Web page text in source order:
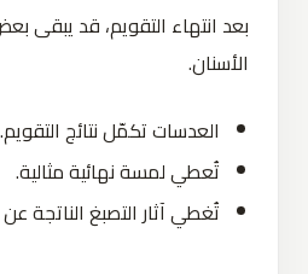
بعد انتهاء التقويم، قد
الأسنان.
العدسات تكمّل نتائج التقويم.
تُعطي لمسة نهائية مثالية.
تُغطي آثار التصبغ الناتجة